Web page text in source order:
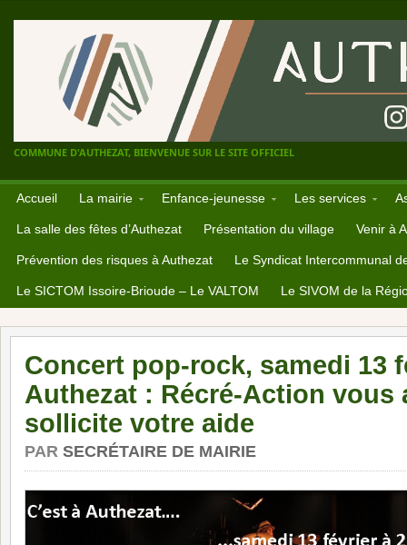
COMMUNE D'AUTHEZAT, BIENVENUE SUR LE SITE OFFICIEL
Accueil La mairie Enfance-jeunesse Les services
La salle des fêtes d’Authezat Présentation du village Venir à
Prévention des risques à Authezat Le Syndicat Intercommunal
Le SICTOM Issoire-Brioude – Le VALTOM Le SIVOM de la
Concert pop-rock, samedi 13
Authezat : Récré-Action
sollicite votre aide
PAR SECRÉTAIRE DE MAIRIE